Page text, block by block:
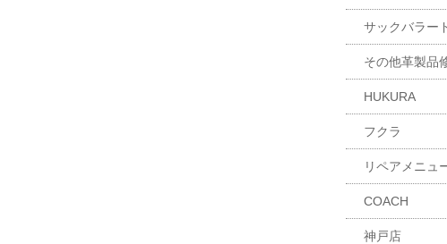
サックバラー
その他革製品
HUKURA
フクラ
リペアメニュ
COACH
神戸店